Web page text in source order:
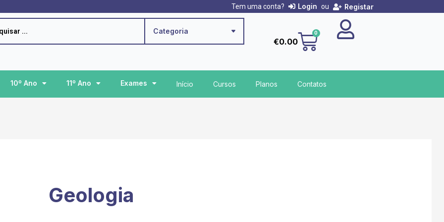
Tem uma conta? Login ou Registar
Categoria
€0.00
0Cart
10º Ano 11º Ano Exames Início Cursos Planos Contatos
Geologia